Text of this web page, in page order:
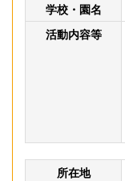
学校・園名
活動内容等
所在地